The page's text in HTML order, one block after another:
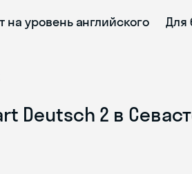
на уровень английского Для
Deutsch 2 в